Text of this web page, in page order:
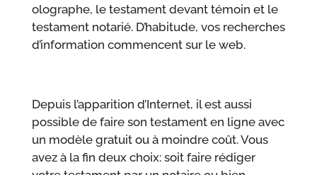
olographe, le testament devant témoin et le
testament notarié. D’habitude, vos recherches
d’information commencent sur le web.
Depuis l’apparition d’Internet, il est aussi
possible de faire son testament en ligne avec
un modèle gratuit ou à moindre coût. Vous
avez à la fin deux choix: soit faire rédiger